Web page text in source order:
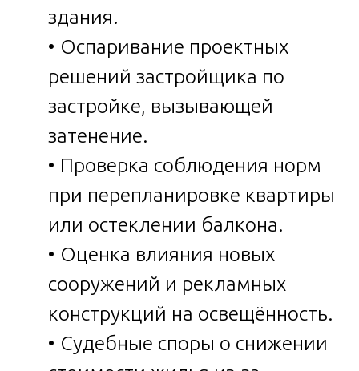
здания.
• Оспаривание проектных
решений застройщика по
застройке, вызывающей
затенение.
• Проверка соблюдения норм
при перепланировке квартиры
или остеклении балкона.
• Оценка влияния новых
сооружений и рекламных
конструкций на освещённость.
• Судебные споры о снижении